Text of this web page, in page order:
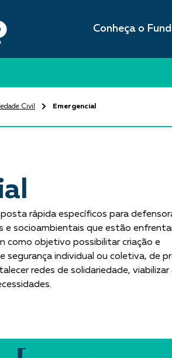
Conheça o
Civil Emergencial
rápida específicos para
e socioambientais que estão
como objetivo possibilitar criação e
segurança individual ou coletiva, de
redes de solidariedade, viabilizar